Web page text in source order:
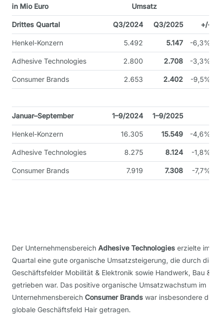
in Mio Euro Umsatz
Drittes Quartal Q3/2024 Q3/2025 +/-
Henkel-Konzern 5.492 5.147 -6,3%
Adhesive Technologies 2.800 2.708 -3,3%
Consumer Brands 2.653 2.402 -9,5%
Januar–September 1–9/2024 1–9/2025
Henkel-Konzern 16.305 15.549 -4,6%
Adhesive Technologies 8.275 8.124 -1,8%
Consumer Brands 7.919 7.308 -7,7%
Der Unternehmensbereich Adhesive Technologies erzielte im
Quartal eine gute organische Umsatzsteigerung, die durch die
Geschäftsfelder Mobilität & Elektronik sowie Handwerk, Bau &
getrieben war. Das positive organische Umsatzwachstum im
Unternehmensbereich Consumer Brands war insbesondere
globale Geschäftsfeld Hair getragen.